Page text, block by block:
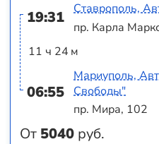
19:31
11 ч 24 м
06:55
От 5040 руб.
Ставрополь,
пр. Карла
Мариуполь,
Свободы"
пр. Мира, 102